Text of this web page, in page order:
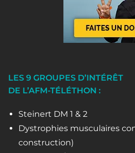
LES 9 GROUPES D’INTÉRÊT
DE L’AFM-TÉLÉTHON :
Steinert DM 1 & 2
Dystrophies musculaires
construction)